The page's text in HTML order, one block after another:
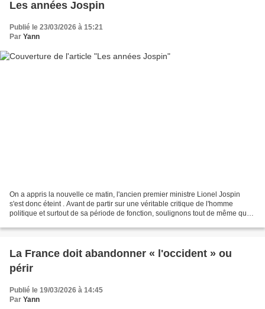
Les années Jospin
Publié le 23/03/2026 à 15:21
Par Yann
On a appris la nouvelle ce matin, l'ancien premier ministre Lionel Jospin
s'est donc éteint . Avant de partir sur une véritable critique de l'homme
politique et surtout de sa période de fonction, soulignons tout de même que
La France doit abandonner « l'occident » ou
périr
Publié le 19/03/2026 à 14:45
Par Yann